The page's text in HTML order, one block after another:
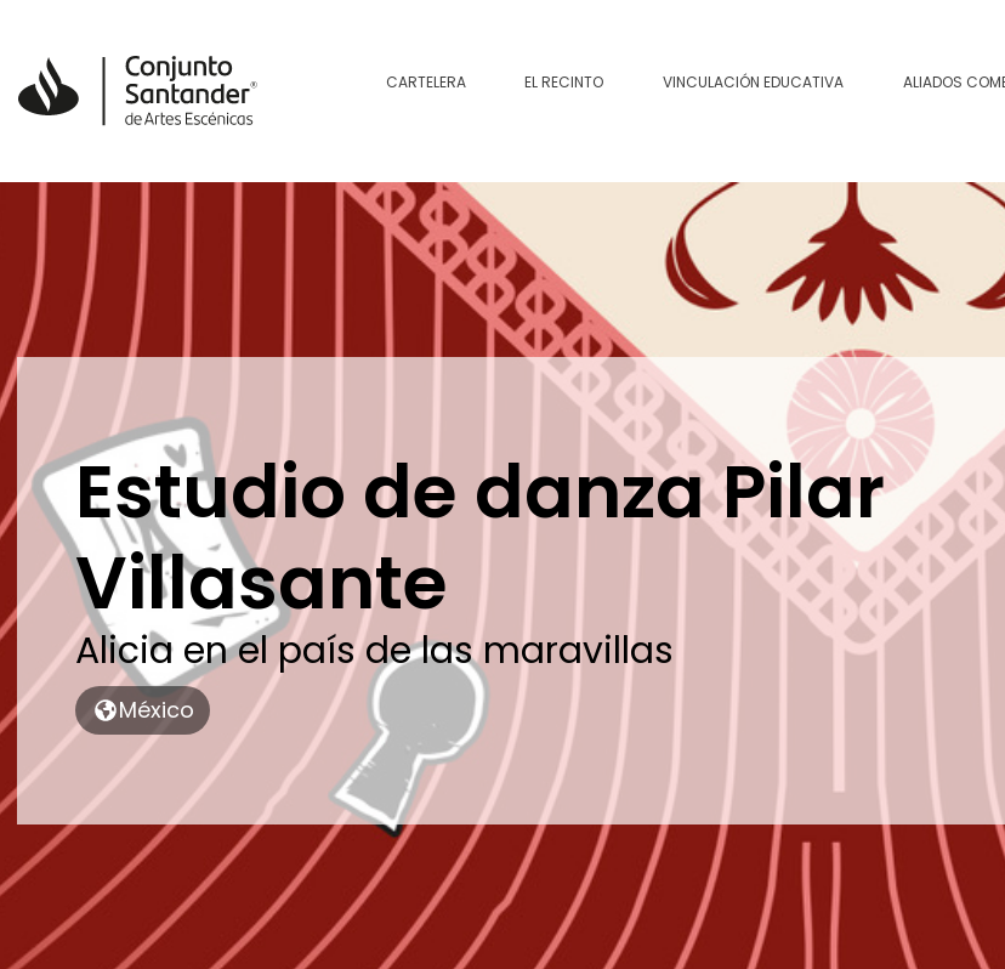
CARTELERA EL RECINTO VINCULACIÓN EDUCATIVA ALIADOS
Estudio de danza Pilar
Villasante
Alicia en el país de las maravillas
México